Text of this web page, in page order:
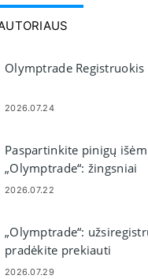
Olymptrade Registruokis
2026.07.24
Paspartinkite pinigų
„Olymptrade“: žingsniai
greitesniam išmokėjimui
2026.07.22
„Olymptrade“:
pradėkite prekiauti
demonstracinėje
2026.07.29